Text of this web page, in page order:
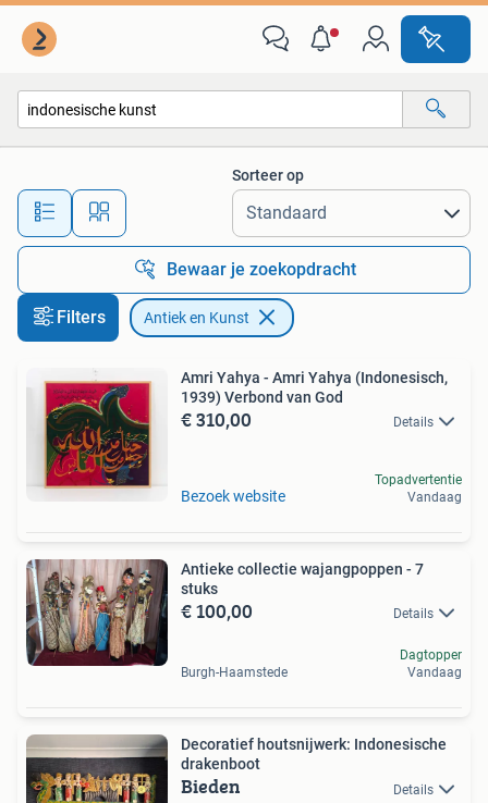
Alle afstanden…
Sorteer op
Bewaar je zoekopdracht
Filters Antiek en Kunst
Amri Yahya - Amri Yahya (Indonesisch,
1939) Verbond van God
€ 310,00 Details
Bezoek website
Topadvertentie
Vandaag
Antieke collectie wajangpoppen - 7
stuks
€ 100,00 Details
Burgh-Haamstede
Dagtopper
Vandaag
Decoratief houtsnijwerk: Indonesische
drakenboot
Bieden Details